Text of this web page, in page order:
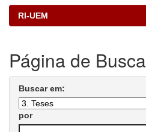
RI-UEM
Página de Busca
Buscar em:
por